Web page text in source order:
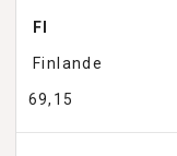
FI
Finlande
69,15